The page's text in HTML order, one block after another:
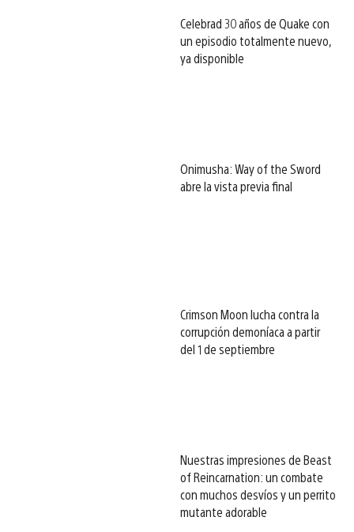
Celebrad 30 años de Quake con
un episodio totalmente nuevo,
ya disponible
Onimusha: Way of the Sword
abre la vista previa final
Crimson Moon lucha contra la
corrupción demoníaca a partir
del 1 de septiembre
Nuestras impresiones de Beast
of Reincarnation: un combate
con muchos desvíos y un perrito
mutante adorable